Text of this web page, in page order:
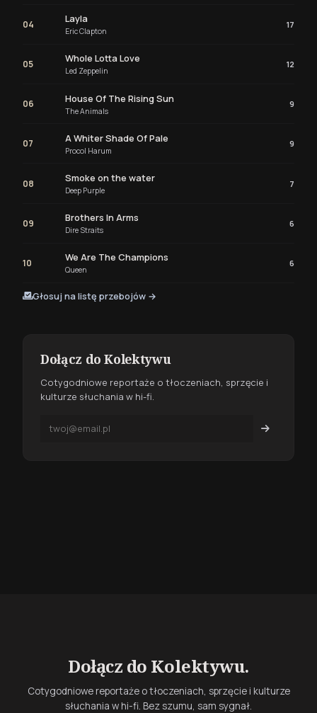
04 Layla
Eric Clapton
17
05 Whole Lotta Love
Led Zeppelin
12
06 House Of The Rising Sun
The Animals
9
07 A Whiter Shade Of Pale
Procol Harum
9
08 Smoke on the water
Deep Purple
7
09 Brothers In Arms
Dire Straits
6
10 We Are The Champions
Queen
6
Głosuj na listę przebojów →
Dołącz do Kolektywu
Cotygodniowe reportaże o tłoczeniach, sprzęcie i
kulturze słuchania w hi-fi.
Dołącz do Kolektywu.
Cotygodniowe reportaże o tłoczeniach, sprzęcie i kulturze
słuchania w hi-fi. Bez szumu, sam sygnał.